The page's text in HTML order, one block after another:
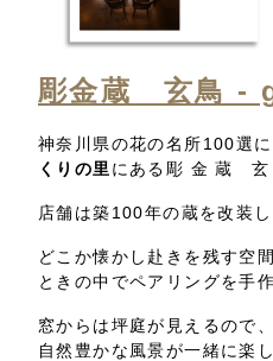
彫金蔵 玄鳥 ‐
神奈川県の花の名所100選
くりの里にある彫 金 蔵 玄
店舗は築100年の蔵を改装し
どこか懐かし赴きを残す空
ときの中でペアリングを手
窓からは坪庭が見えるので
自然豊かな風景が一緒に楽